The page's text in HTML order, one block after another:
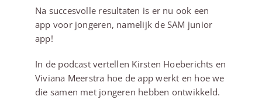
Na succesvolle resultaten is er nu ook een
app voor jongeren, namelijk de SAM junior
app!
In de podcast vertellen Kirsten Hoeberichts en
Viviana Meerstra hoe de app werkt en hoe we
die samen met jongeren hebben ontwikkeld.